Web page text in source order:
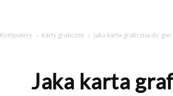
Komputery Karty graficzne Jaka karta graficzna do gier
Jaka karta